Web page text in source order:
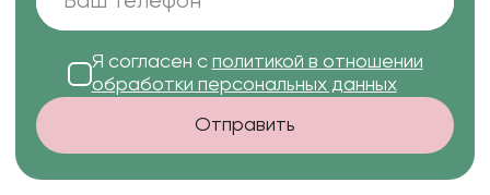
Я согласен с политикой в отношении
обработки персональных данных
Отправить